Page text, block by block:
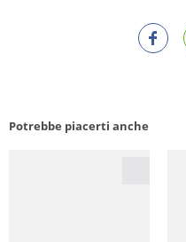
Potrebbe piacerti anche